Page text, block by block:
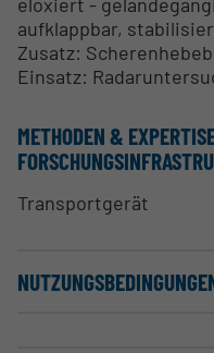
aufklappbar,
Zusatz:
Einsatz:
METHODEN &
Transportgerät